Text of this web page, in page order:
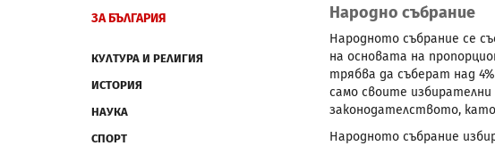
ЗА БЪЛГАРИЯ
КУЛТУРА И РЕЛИГИЯ
ИСТОРИЯ
НАУКА
СПОРТ
Народно събрание
Народното събрание се
на основата на
трябва да съберат над
само своите
законодателството,
Народното събрание